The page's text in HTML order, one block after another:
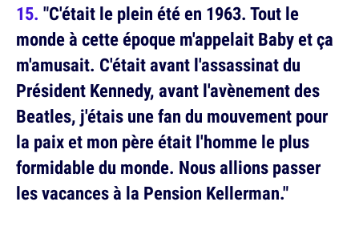
"C'était le plein été en 1963. Tout le
monde à cette époque m'appelait Baby et ça
m'amusait. C'était avant l'assassinat du
Président Kennedy, avant l'avènement des
Beatles, j'étais une fan du mouvement pour
la paix et mon père était l'homme le plus
formidable du monde. Nous allions passer
les vacances à la Pension Kellerman."